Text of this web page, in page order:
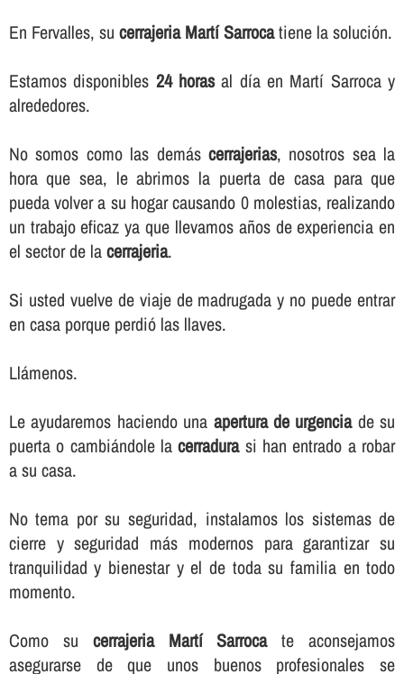
En Fervalles, su cerrajeria Martí Sarrocatiene la solución.
Estamos disponibles 24 horasal dí­a en Martí Sarroca y
alrededores.
No somos como las demás cerrajerias, nosotros sea la
hora que sea, le abrimos la puerta de casa para que
pueda volver a su hogar causando 0 molestias, realizando
un trabajo eficaz ya que llevamos años de experiencia en
el sector de lacerrajeria.
Si usted vuelve de viaje de madrugada y no puede entrar
en casa porque perdió las llaves.
Llámenos.
Le ayudaremos haciendo una apertura de urgenciade su
puerta o cambiándole lacerradurasi han entrado a robar
a su casa.
No tema por su seguridad, instalamos los sistemas de
cierre y seguridad más modernos para garantizar su
tranquilidad y bienestar y el de toda su familia en todo
momento.
Como su cerrajeria Martí Sarrocate aconsejamos
asegurarse de que unos buenos profesionales se